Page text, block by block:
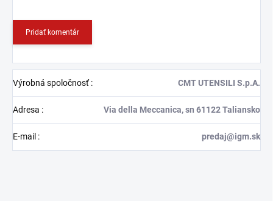
Pridať komentár
Výrobná spoločnosť: CMT UTENSILI S.p.A.
Adresa : Via della Meccanica, sn 61122 Taliansko
E-mail : predaj@igm.sk